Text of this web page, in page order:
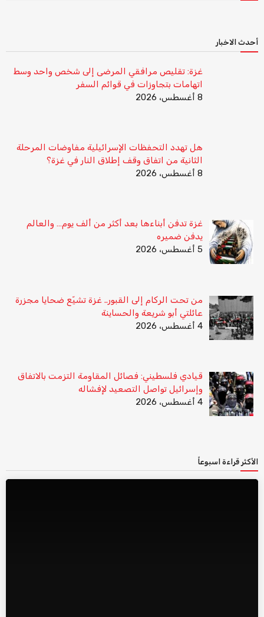
أحدث الاخبار
غزة: تقليص مرافقي المرضى إلى شخص واحد وسط
اتهامات بتجاوزات في قوائم السفر
8 أغسطس، 2026
هل تهدد التحفظات الإسرائيلية مفاوضات المرحلة
الثانية من اتفاق وقف إطلاق النار في غزة؟
8 أغسطس، 2026
غزة تدفن أبناءها بعد أكثر من ألف يوم… والعالم
يدفن ضميره
5 أغسطس، 2026
من تحت الركام إلى القبور.. غزة تشيّع ضحايا مجزرة
عائلتي أبو شريعة والحساينة
4 أغسطس، 2026
قيادي فلسطيني: فصائل المقاومة التزمت بالاتفاق
وإسرائيل تواصل التصعيد لإفشاله
4 أغسطس، 2026
الأكثر قراءة اسبوعاً